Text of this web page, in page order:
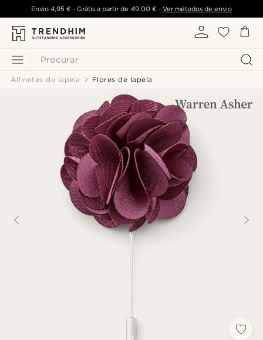
Procurar
Envio 4,95 €- Grátis a partir de 49,00 €- Ver métodos de envio
Alfinetes de lapela Flores de lapela